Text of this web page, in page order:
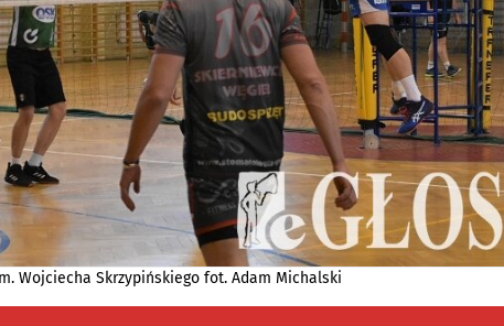
Wojciecha Skrzypińskiego fot. Adam Michalski